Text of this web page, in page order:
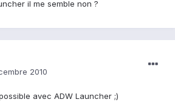
il me semble non ?
2010
avec ADW Launcher ;)